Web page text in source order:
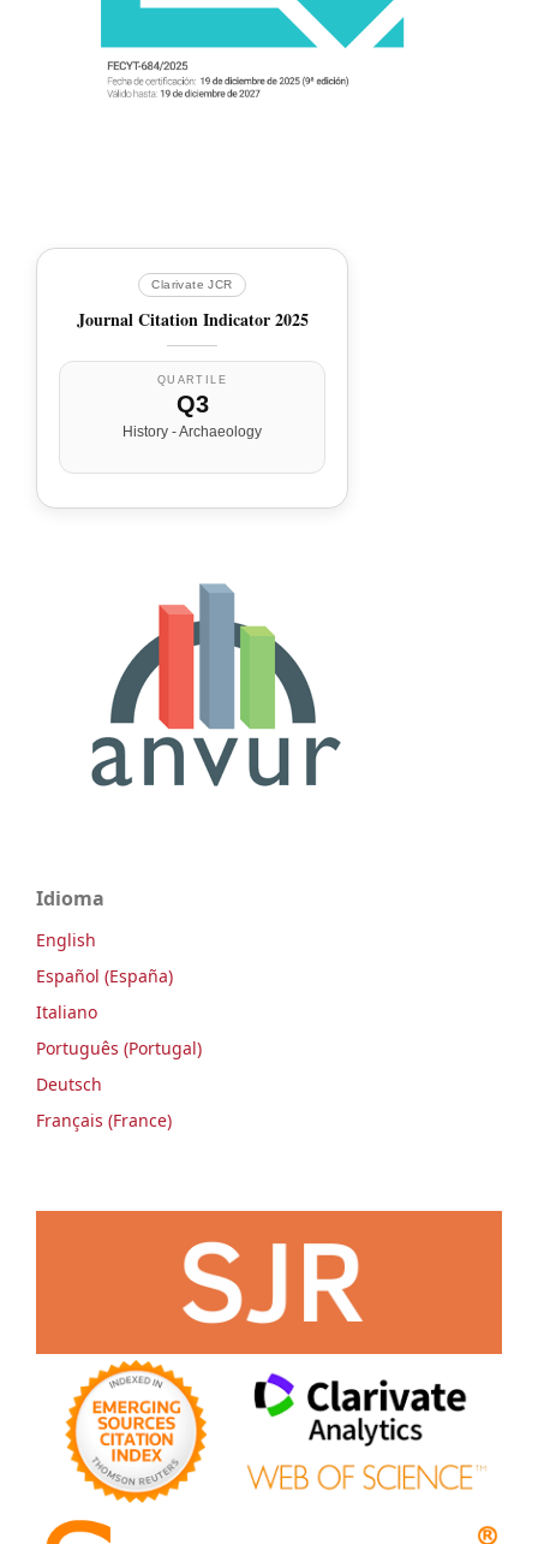
Clarivate JCR
Journal Citation Indicator 2025
QUARTILE
Q3
History - Archaeology
Idioma
English
Español (España)
Italiano
Português (Portugal)
Deutsch
Français (France)